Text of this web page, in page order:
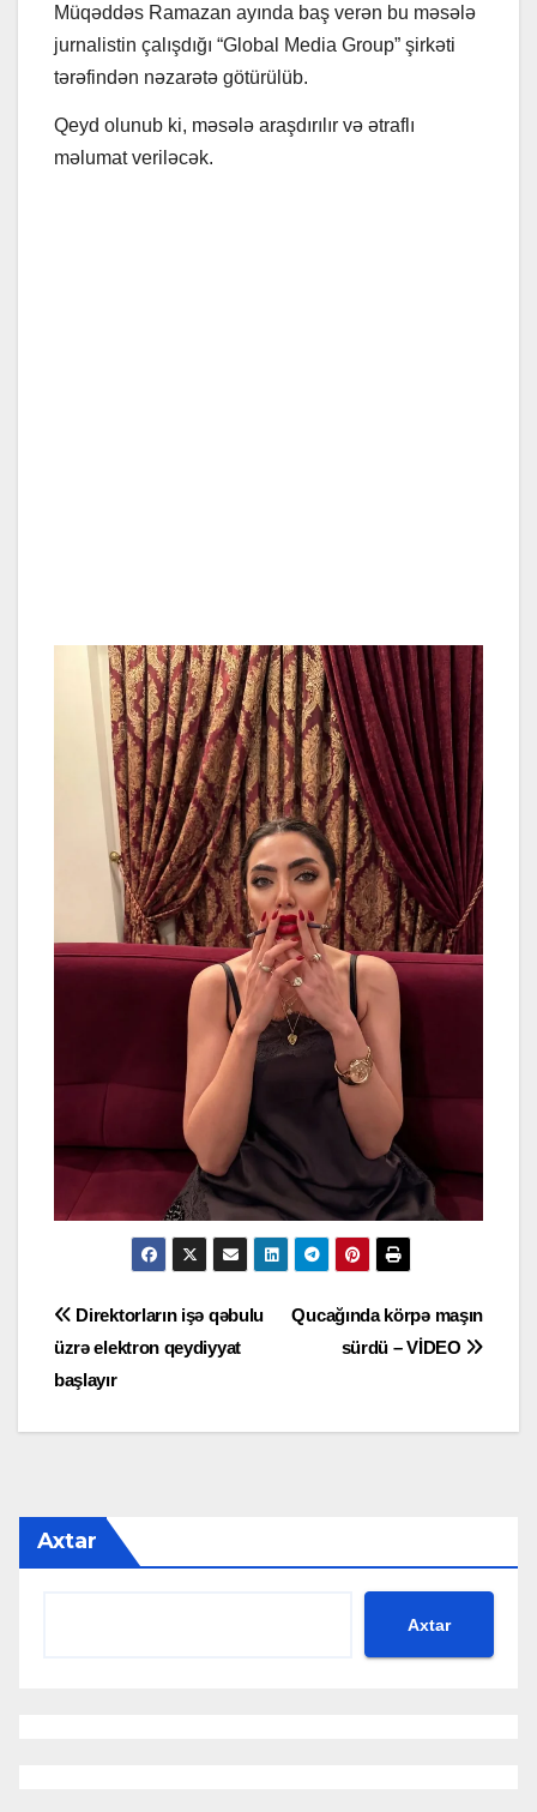
Müqəddəs Ramazan ayında baş verən bu məsələ
jurnalistin çalışdığı “Global Media Group” şirkəti
tərəfindən nəzarətə götürülüb.
Qeyd olunub ki, məsələ araşdırılır və ətraflı
məlumat veriləcək.
Yazı
naviqasiyası
Qucağında körpə maşın
sürdü – VİDEO
Direktorların işə qəbulu
üzrə elektron qeydiyyat
başlayır
Axtar
Axtar